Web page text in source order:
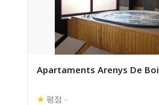
Apartaments Arenys De Boi
★ 평점 –